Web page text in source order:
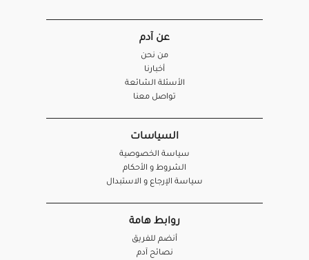
عن آدم
من نحن
أخبارنا
الأسئلة الشائعة
تواصل معنا
السياسات
سياسة الخصوصية
الشروط و الأحكام
سياسة الإرجاع و الاستبدال
روابط هامة
أنضم للفريق
نصائح آدم